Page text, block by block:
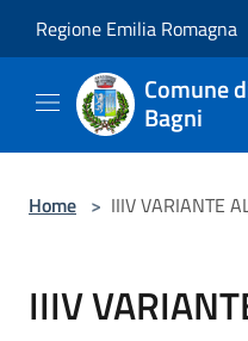
Regione Emilia Romagna
Comune
Bagni
Home > IIIV VARIANTE
IIIV